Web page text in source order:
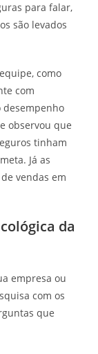
para falar,
são levados
como
com
desempenho
observou que
tinham
Já as
vendas em
da
empresa ou
com os
que